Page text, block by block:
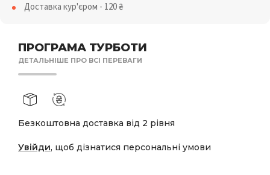
ПРОГРАМА ТУРБОТИ
ДЕТАЛЬНІШЕ ПРО ВСІ ПЕРЕВАГИ
Безкоштовна доставка від 2 рівня
Увійди, щоб дізнатися персональні умови
Доставка кур'єром - 120₴